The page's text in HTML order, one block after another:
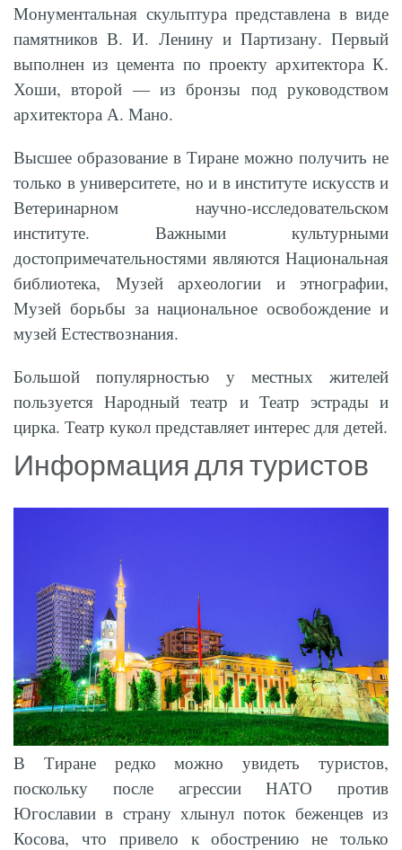
Монументальная скульптура представлена в виде
памятников В. И. Ленину и Партизану. Первый
выполнен из цемента по проекту архитектора К.
Хоши, второй — из бронзы под руководством
архитектора А. Мано.
Высшее образование в Тиране можно получить не
только в университете, но и в институте искусств и
Ветеринарном научно-исследовательском
институте. Важными культурными
достопримечательностями являются Национальная
библиотека, Музей археологии и этнографии,
Музей борьбы за национальное освобождение и
музей Естествознания.
Большой популярностью у местных жителей
пользуется Народный театр и Театр эстрады и
цирка. Театр кукол представляет интерес для детей.
Информация для туристов
В Тиране редко можно увидеть туристов,
поскольку после агрессии НАТО против
Югославии в страну хлынул поток беженцев из
Косова, что привело к обострению не только